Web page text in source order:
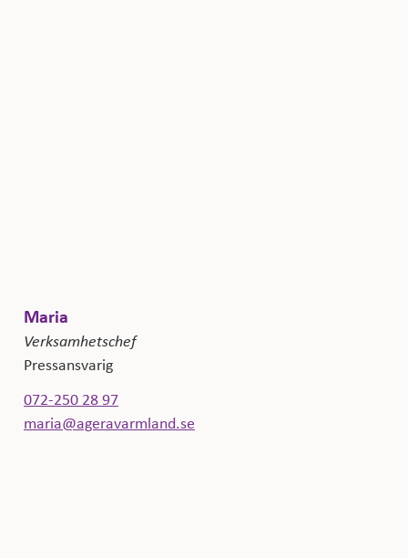
Maria
Verksamhetschef
Pressansvarig
072-250 28 97
maria@ageravarmland.se